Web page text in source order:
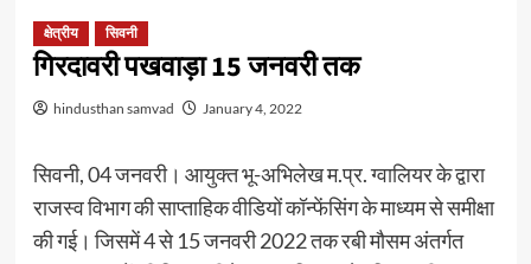
क्षेत्रीय सिवनी
गिरदावरी पखवाड़ा 15 जनवरी तक
hindusthan samvad January 4, 2022
सिवनी, 04 जनवरी। आयुक्‍त भू-अभिलेख म.प्र. ग्‍वालियर के द्वारा
राजस्‍व विभाग की साप्‍ताहिक वीडियों कॉन्‍फेंसिंग के माध्‍यम से समीक्षा
की गई। जिसमें 4 से 15 जनवरी 2022 तक रबी मौसम अंतर्गत